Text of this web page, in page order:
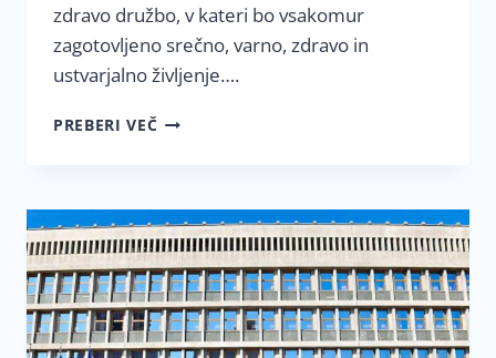
zdravo družbo, v kateri bo vsakomur
zagotovljeno srečno, varno, zdravo in
ustvarjalno življenje….
PREBERI VEČJAVNO
RS